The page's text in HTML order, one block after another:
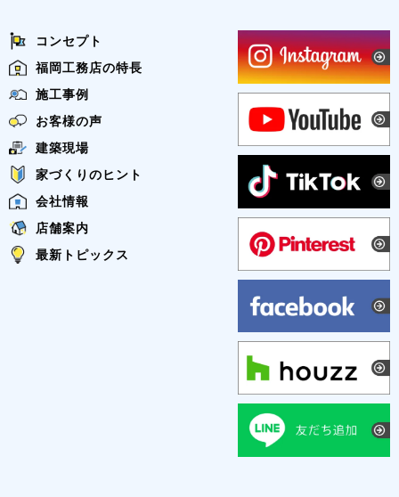
コンセプト
福岡工務店の特長
施工事例
お客様の声
建築現場
家づくりのヒント
会社情報
店舗案内
最新トピックス